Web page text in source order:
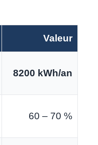
Valeur
8200 kWh/an
60 – 70 %